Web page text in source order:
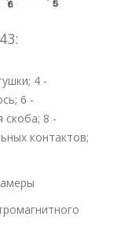
4 -
6 -
скоба; 8 -
контактов;